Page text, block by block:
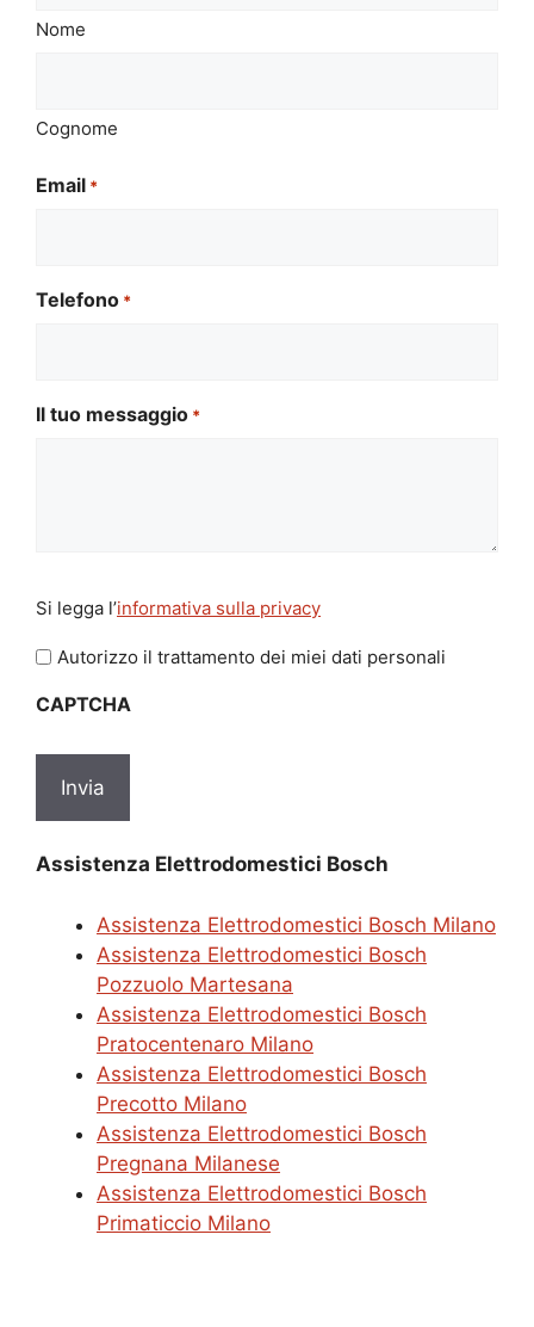
Nome
Cognome
Email *
Telefono *
Il tuo messaggio *
legga
l'informativa
privacy
Si legga l’informativa sulla privacy
Autorizzo il trattamento dei miei dati personali
CAPTCHA
Assistenza Elettrodomestici Bosch
Assistenza Elettrodomestici Bosch Milano
Assistenza Elettrodomestici Bosch
Pozzuolo Martesana
Assistenza Elettrodomestici Bosch
Pratocentenaro Milano
Assistenza Elettrodomestici Bosch
Precotto Milano
Assistenza Elettrodomestici Bosch
Pregnana Milanese
Assistenza Elettrodomestici Bosch
Primaticcio Milano